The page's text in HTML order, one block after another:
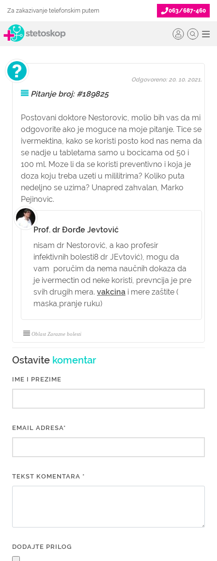
Za zakazivanje telefonskim putem 063/687-460
Pitanje broj: #189825
Postovani doktore Nestorovic, molio bih vas da mi
odgovorite ako je moguce na moje pitanje. Tice se
ivermektina, kako se koristi posto kod nas nema da
se nadje u tabletama samo u bocicama od 50 i
100 ml. Moze li da se koristi preventivno i koja je
doza koju treba uzeti u mililitrima? Koliko puta
nedeljno se uzima? Unapred zahvalan, Marko
Pejinovic.
Odgovoreno: 20. 10. 2021.
Prof. dr Đorđe Jevtović
nisam dr Nestorović, a kao profesir
infektivnih bolesti8 dr JEvtović), mogu da
vam poručim da nema naučnih dokaza da
je ivermectin od neke koristi, prevncija je pre
svih drugih mera. vakcina i mere zaštite (
maska,pranje ruku)
Oblast Zarazne bolesti
Ostavite komentar
IME I PREZIME
EMAIL ADRESA*
TEKST KOMENTARA *
DODAJTE PRILOG